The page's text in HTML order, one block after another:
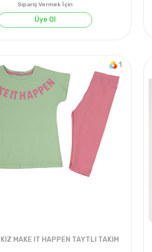
ADET 1-4 YAŞ
Sipariş Vermek İçin
Üye Ol
1
MAKE IT HAPPEN TAYTLI TAKIM